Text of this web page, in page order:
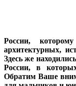
России,
архитектурных,
Здесь же
России, в
Обратим Ваше